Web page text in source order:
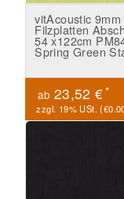
vitAcoustic
Filzplatten
54 x122cm
Spring Green
ab 23,52 €*
zzgl. 19% USt. (